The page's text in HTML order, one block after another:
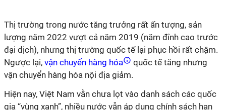
Thị trường trong nước tăng trưởng rất ấn tượng, sản
lượng năm 2022 vượt cả năm 2019 (năm đỉnh cao trước
đại dịch), nhưng thị trường quốc tế lại phục hồi rất chậm.
Ngược lại, vận chuyển hàng hóa
quốc tế tăng nhưng
vận chuyển hàng hóa nội địa giảm.
Hiện nay, Việt Nam vẫn chưa lọt vào danh sách các quốc
gia “vùng xanh”, nhiều nước vẫn áp dụng chính sách hạn